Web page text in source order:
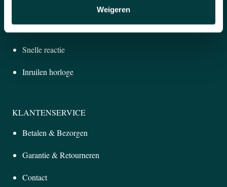
Weigeren
Officieel verkooppunt
Snelle reactie
Inruilen horloge
KLANTENSERVICE
Betalen & Bezorgen
Garantie & Retourneren
Contact